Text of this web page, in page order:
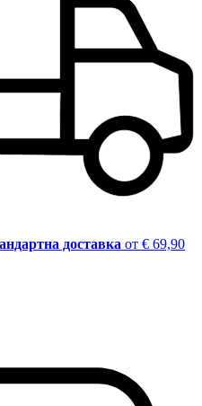
доставка от € 69,90